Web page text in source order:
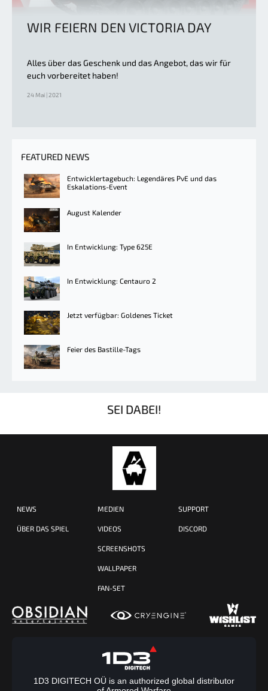
WIR FEIERN DEN VICTORIA DAY
Alles über das Geschenk und das Angebot, das wir für
euch vorbereitet haben!
24 Mai | 2021
FEATURED NEWS
Entwicklertagebuch: Legendäres PvE und das
Eskalations-Event
August Kalender
In Entwicklung: Type 625E
In Entwicklung: Centauro 2
Jetzt verfügbar: Goldenes Ticket
Feier des Bastille-Tags
SEI DABEI!
NEWS
ÜBER DAS SPIEL
MEDIEN
VIDEOS
SCREENSHOTS
WALLPAPER
FAN-SET
SUPPORT
DISCORD
1D3 DIGITECH OÜ is an authorized global distributor